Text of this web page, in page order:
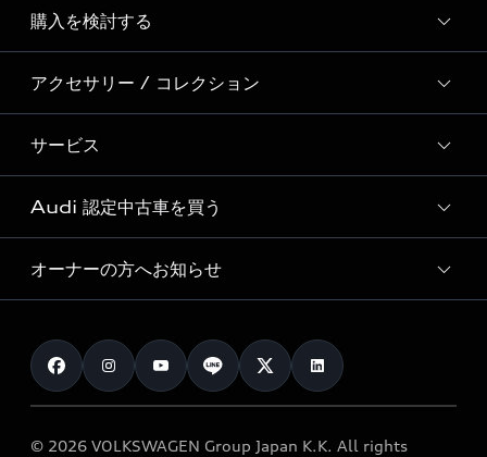
Story of Progress
Audi Sport
Formula 1®
デジタルサービス
ディーラー検索
新車在庫検索
試乗車・展示車検索
見積り依頼
試乗予約
購入を検討する
モデル一覧
特別仕様モデル / 限定モデル
e-tronラインアップ
価格シミュレーション
車両比較
カタログ一覧
アクセサリー / コレクション
純正アクセサリー
オンラインショップ
Audi collection
アウディナビアプリ
サービス
サービス入庫予約
サービスプログラム
メンテナンス
車検 / 定期点検
e-tronアフターサポート
Audi 認定中古車を買う
Audi認定中古車
クオリティ
保証
メンテナンス
オーナーの方へお知らせ
お知らせ
オーナー様向けキャンペーン
© 2026 VOLKSWAGEN Group Japan K.K. All rights